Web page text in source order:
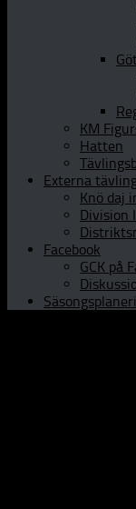
KM
Hatten
Externa
Knö daj
Division
Facebook
GCK på